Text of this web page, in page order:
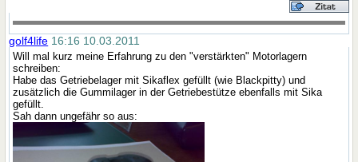
golf4life 16:16 10.03.2011
Will mal kurz meine Erfahrung zu den "verstärkten" Motorlagern
schreiben:
Habe das Getriebelager mit Sikaflex gefüllt (wie Blackpitty) und
zusätzlich die Gummilager in der Getriebestütze ebenfalls mit Sika
gefüllt.
Sah dann ungefähr so aus: